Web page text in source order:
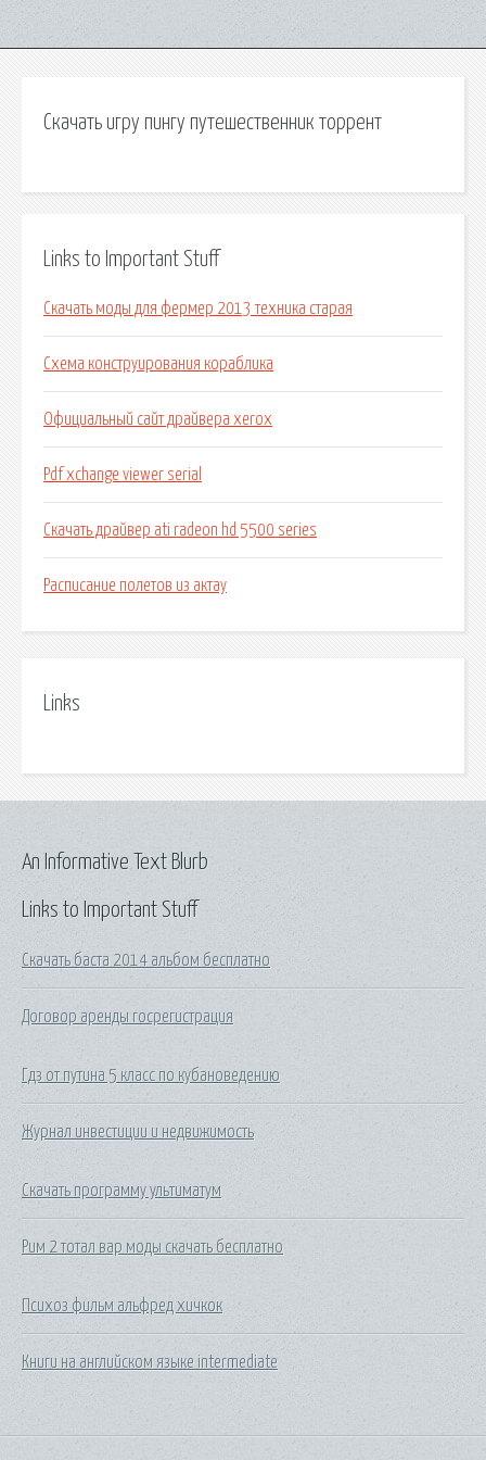
Скачать игру пингу путешественник торрент
Links to Important Stuff
Скачать моды для фермер 2013 техника старая
Схема конструирования кораблика
Официальный сайт драйвера xerox
Pdf xchange viewer serial
Скачать драйвер ati radeon hd 5500 series
Расписание полетов из актау
Links
Links to Important Stuff
Скачать баста 2014 альбом бесплатно
Договор аренды госрегистрация
Гдз от путина 5 класс по кубановедению
Журнал инвестиции и недвижимость
Скачать программу ультиматум
Рим 2 тотал вар моды скачать бесплатно
Психоз фильм альфред хичкок
Книги на английском языке intermediate
An Informative Text Blurb